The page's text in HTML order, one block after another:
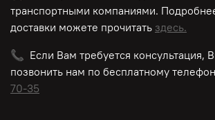
транспортными компаниями.
доставки можете прочитать здесь.
📞 Если Вам требуется консультация,
позвонить нам по бесплатному
70-35